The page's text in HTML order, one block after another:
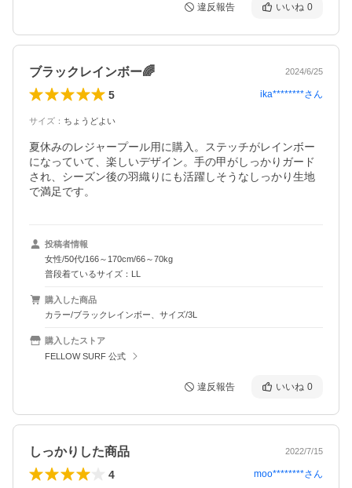
違反報告 いいね 0
ブラックレインボー🌈 2024/6/25
5 ika********さん
サイズ ： ちょうどよい
夏休みのレジャープール用に購入。ステッチがレインボー
になっていて、楽しいデザイン。手の甲がしっかりガード
され、シーズン後の羽織りにも活躍しそうなしっかり生地
で満足です。
投稿者情報
女性/50代/166～170cm/66～70kg
普段着ているサイズ：LL
購入した商品
カラー/ブラックレインボー、サイズ/3L
購入したストア
FELLOW SURF 公式
違反報告 いいね 0
しっかりした商品 2022/7/15
4 moo********さん